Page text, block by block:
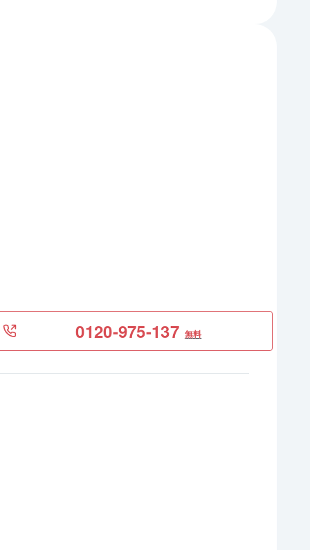
0120-975-137 無料